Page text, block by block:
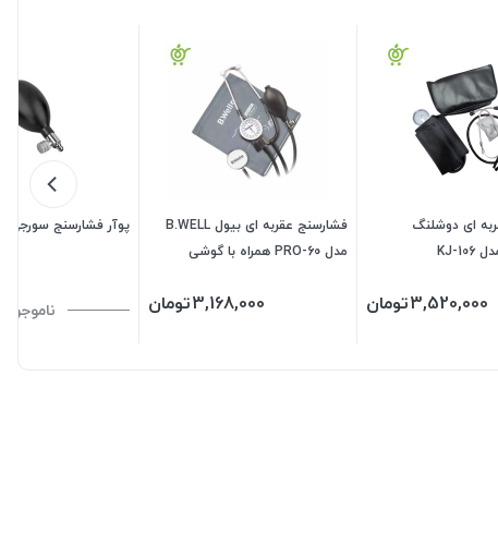
ای دوشلنگ
3,520,000تومان
فشارسنج عقربه ای بیول B.WELL
مدل PRO-60 همراه با گوشی
3,168,000تومان
پوآر فشارسنج سورجی SURGEA
ناموجود